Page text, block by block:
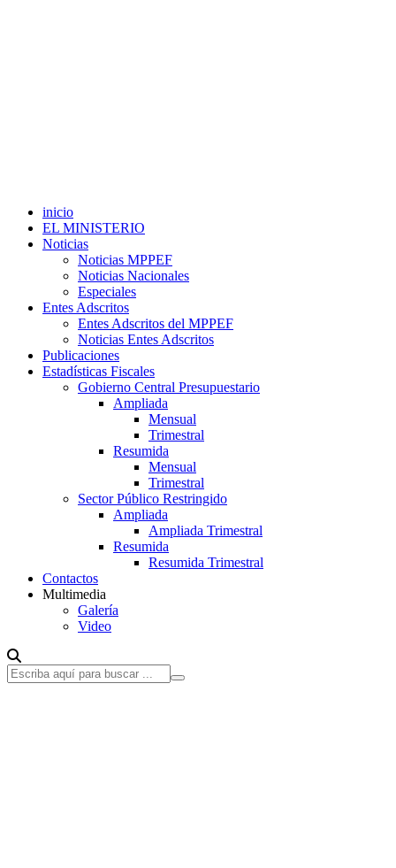
inicio
EL MINISTERIO
Noticias
Noticias MPPEF
Noticias Nacionales
Especiales
Entes Adscritos
Entes Adscritos del MPPEF
Noticias Entes Adscritos
Publicaciones
Estadísticas Fiscales
Gobierno Central Presupuestario
Ampliada
Mensual
Trimestral
Resumida
Mensual
Trimestral
Sector Público Restringido
Ampliada
Ampliada Trimestral
Resumida
Resumida Trimestral
Contactos
Multimedia
Galería
Video